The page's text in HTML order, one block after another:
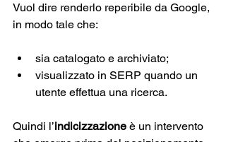
Vuol dire renderlo reperibile da Google,
in modo tale che:
sia catalogato e archiviato;
visualizzato in SERP quando un
utente effettua una ricerca.
Quindi l’indicizzazione è un intervento